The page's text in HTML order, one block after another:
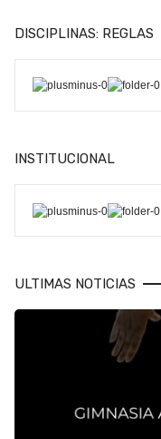
DISCIPLINAS: REGLAS
INSTITUCIONAL
ULTIMAS NOTICIAS